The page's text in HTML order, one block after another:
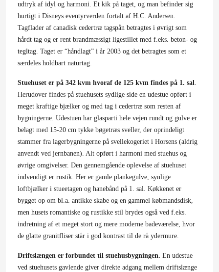
udtryk af idyl og harmoni. Et kik på taget, og man befinder sig
hurtigt i Disneys eventyrverden fortalt af H.C. Andersen.
Tagflader af canadisk cedertræ tagspån betragtes i øvrigt som
hårdt tag og er rent brandmæssigt ligestillet med f.eks. beton- og
tegltag. Taget er “håndlagt” i år 2003 og det betragtes som et
særdeles holdbart naturtag.
Stuehuset er på 342 kvm hvoraf de 125 kvm findes på 1. sal.
Herudover findes på stuehusets sydlige side en udestue opført i
meget kraftige bjælker og med tag i cedertræ som resten af
bygningerne. Udestuen har glasparti hele vejen rundt og gulve er
belagt med 15-20 cm tykke bøgetræs sveller, der oprindeligt
stammer fra lagerbygningerne på svellekogeriet i Horsens (aldrig
anvendt ved jernbanen). Alt opført i harmoni med stuehus og
øvrige omgivelser. Den gennemgående oplevelse af stuehuset
indvendigt er rustik. Her er gamle plankegulve, synlige
loftbjælker i stueetagen og hanebånd på 1. sal. Køkkenet er
bygget op om bl.a. antikke skabe og en gammel købmandsdisk,
men husets romantiske og rustikke stil brydes også ved f.eks.
indretning af et meget stort og mere moderne badeværelse, hvor
de glatte granitfliser står i god kontrast til de rå ydermure.
Driftslængen er forbundet til stuehusbygningen. En udestue
ved stuehusets gavlende giver direkte adgang mellem driftslænge